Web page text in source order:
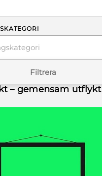
Filtrera
– gemensam utflykt